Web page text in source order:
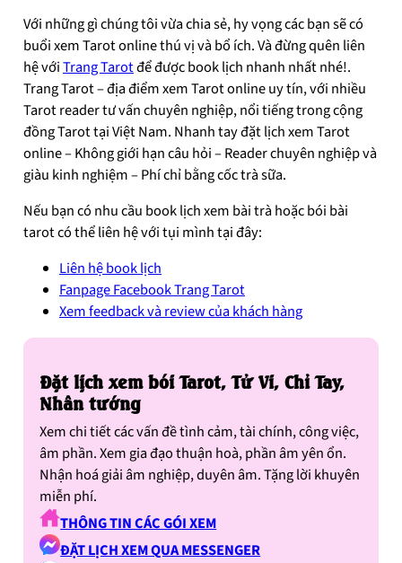
Với những gì chúng tôi vừa chia sẻ, hy vọng các bạn sẽ có
buổi xem Tarot online thú vị và bổ ích. Và đừng quên liên
hệ vớiTrang Tarotđể được book lịch nhanh nhất nhé!.
Trang Tarot – địa điểm xem Tarot online uy tín, với nhiều
Tarot reader tư vấn chuyên nghiệp, nổi tiếng trong cộng
đồng Tarot tại Việt Nam. Nhanh tay đặt lịch xem Tarot
online – Không giới hạn câu hỏi – Reader chuyên nghiệp và
giàu kinh nghiệm – Phí chỉ bằng cốc trà sữa.
Nếu bạn có nhu cầu book lịch xem bài trà hoặc bói bài
tarot có thể liên hệ với tụi mình tại đây:
Liên hệ book lịch
Fanpage Facebook Trang Tarot
Xem feedback và review của khách hàng
Đặt lịch xem bói Tarot, Tử Vi, Chỉ Tay,
Nhân tướng
Xem chi tiết các vấn đề tình cảm, tài chính, công việc,
âm phần. Xem gia đạo thuận hoà, phần âm yên ổn.
Nhận hoá giải âm nghiệp, duyên âm. Tặng lời khuyên
miễn phí.
THÔNG TIN CÁC GÓI XEM
ĐẶT LỊCH XEM QUA MESSENGER